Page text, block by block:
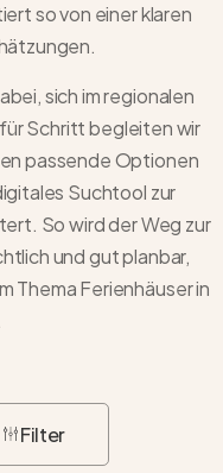
so von einer klaren
sich im regionalen
Schritt begleiten wir
passende Optionen
Suchtool zur
So wird der Weg zur
und gut planbar,
ThemaFerienhäuser in
Filter